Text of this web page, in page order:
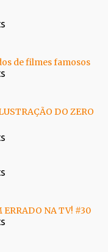
de filmes famosos
DO ZERO
ERRADO NA TV! #30